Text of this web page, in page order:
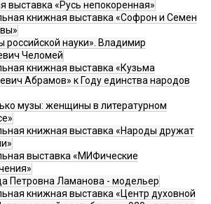
выставка «Русь непокоренная»
книжная выставка «Софрон и Семен
российской науки». Владимир
Челомей
книжная выставка «Кузьма
Абрамов» к Году единства народов
музы: женщины в литературном
книжная выставка «Народы дружат
выставка «МИФические
Петровна Ламанова - модельер
книжная выставка «Центр духовной